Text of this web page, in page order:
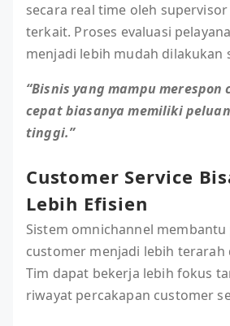
secara real time oleh
terkait. Proses evaluasi
menjadi lebih mudah dilakukan
“Bisnis yang mampu merespon
cepat biasanya memiliki
tinggi.”
Customer Service
Lebih Efisien
Sistem omnichannel
customer menjadi lebih terarah
Tim dapat bekerja lebih fokus
riwayat percakapan customer